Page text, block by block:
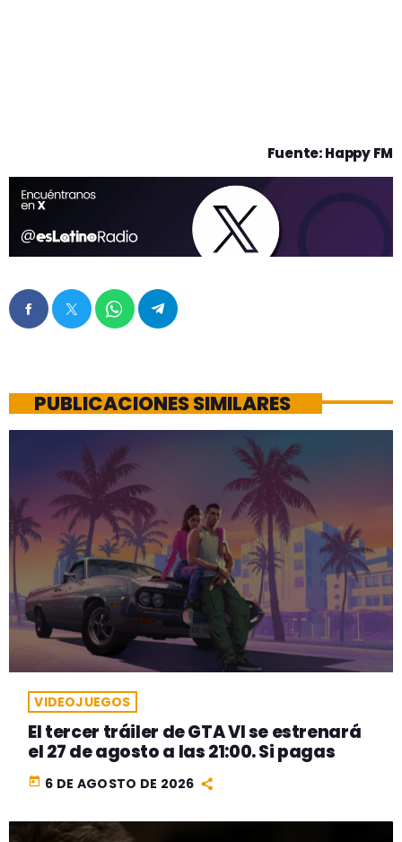
Fuente: Happy FM
PUBLICACIONES SIMILARES
VIDEOJUEGOS
El tercer tráiler de GTA VI se estrenará
el 27 de agosto a las 21:00. Si pagas
today 6 DE AGOSTO DE 2026